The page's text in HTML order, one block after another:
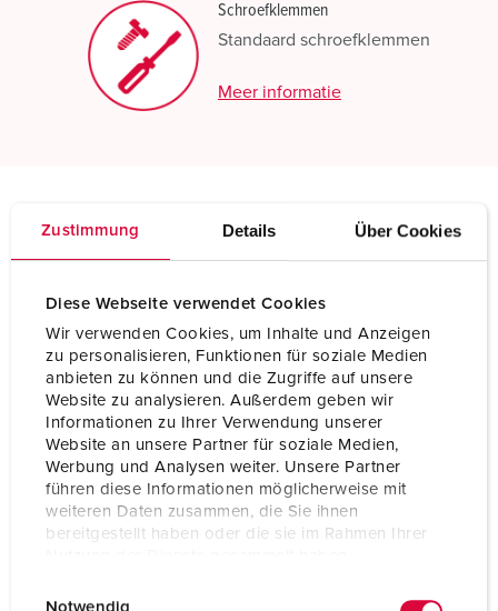
Zustimmung Details Über Cookies
Diese Webseite verwendet Cookies
Wir verwenden Cookies, um Inhalte und Anzeigen
zu personalisieren, Funktionen für soziale Medien
anbieten zu können und die Zugriffe auf unsere
Website zu analysieren. Außerdem geben wir
Informationen zu Ihrer Verwendung unserer
Website an unsere Partner für soziale Medien,
Werbung und Analysen weiter. Unsere Partner
führen diese Informationen möglicherweise mit
weiteren Daten zusammen, die Sie ihnen
bereitgestellt haben oder die sie im Rahmen Ihrer
Notwendig
Schroefklemmen
Standaard schroefklemmen
Meer informatie
Technische specificaties
Ampère 16 A
Polen 4 p
Voltage 230 V
Uurstand 9 h
Hertz 50-60 Hz
Aansluittechniek schroefklemmen